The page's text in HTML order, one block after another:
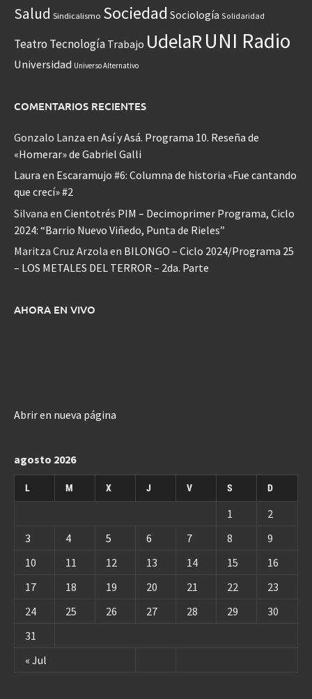
Salud Sindicalismo Sociedad Sociología Solidaridad
Teatro Tecnología Trabajo UdelaRUNI Radio
Universidad Universo Alternativo
COMENTARIOS RECIENTES
Gonzalo Lanza en Así y Asá. Programa 10. Reseña de
«Homerar» de Gabriel Galli
Laura en Escaramujo #6: Columna de historia «Fue cantando
que crecí» #2
Silvana en Cientotrés PIM – Decimoprimer Programa, Ciclo
2024: “Barrio Nuevo Viñedo, Punta de Rieles”
Maritza Cruz Arzola en BILONGO – Ciclo 2024/Programa 25
– LOS METALES DEL TERROR – 2da. Parte
AHORA EN VIVO
Abrir en nueva página
agosto 2026
L M X J V S D
« Jul
1
2
3
4 5 6 7 8
9
10
11 12 13 14 15
16
17
18 19 20 21 22
23
24
25 26 27 28 29
30
31